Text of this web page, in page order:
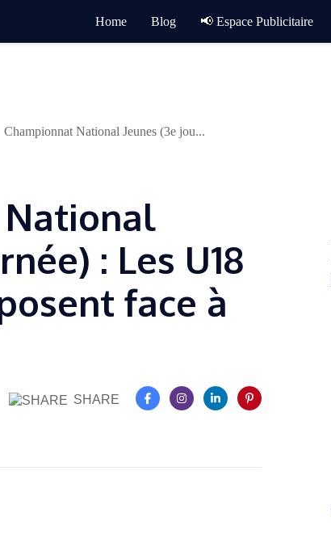
Home Blog 📢 Espace Publicitaire
Championnat National Jeunes (3e jou...
: Les U18
face à
SHARE